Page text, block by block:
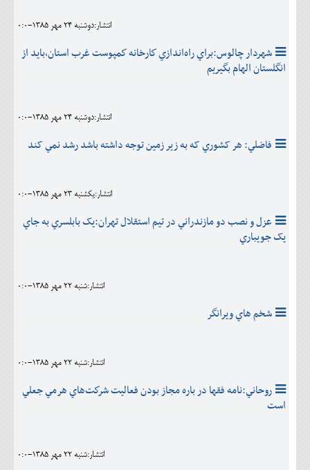
انتشار:دوشنبه 24 مهر 1385-0:0
شهردار چالوس:براي راه‌اندازي كارخانه كمپوست غرب استان،بايد از
انگلستان الهام بگيريم
انتشار:دوشنبه 24 مهر 1385-0:0
فاضلي: هر کشوري که به زير زمين توجه داشته باشد رشد نمي کند
انتشار:يکشنبه 23 مهر 1385-0:0
عزل و نصب دو مازندراني در تيم استقلال تهران:يک بابلسري به جاي
يک جويباري
انتشار:شنبه 22 مهر 1385-0:0
شخم هاي ويرانگر
انتشار:شنبه 22 مهر 1385-0:0
روحاني:نامه فقها در باره مجاز بودن فعاليت شركت‌هاي هرمي جعلي
است
انتشار:شنبه 22 مهر 1385-0:0